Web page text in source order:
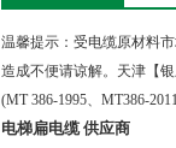
温馨提示：受电缆原材料
造成不便请谅解。天津【
(MT 386-1995、 MT386-
电梯扁电缆 供应商